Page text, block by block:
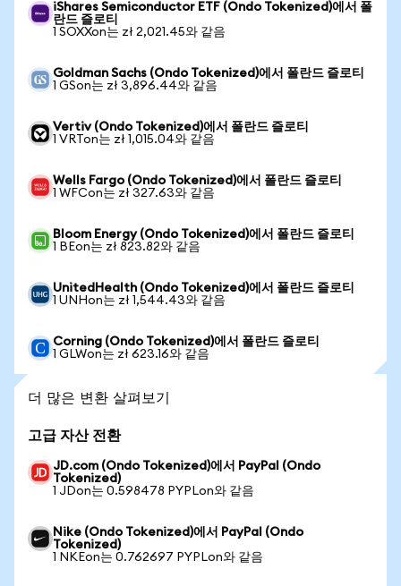
iShares Semiconductor ETF (Ondo Tokenized)에서 폴
란드 즐로티
1 SOXXon는 zł 2,021.45와 같음
Goldman Sachs (Ondo Tokenized)에서 폴란드 즐로티
1 GSon는 zł 3,896.44와 같음
Vertiv (Ondo Tokenized)에서 폴란드 즐로티
1 VRTon는 zł 1,015.04와 같음
Wells Fargo (Ondo Tokenized)에서 폴란드 즐로티
1 WFCon는 zł 327.63와 같음
Bloom Energy (Ondo Tokenized)에서 폴란드 즐로티
1 BEon는 zł 823.82와 같음
UnitedHealth (Ondo Tokenized)에서 폴란드 즐로티
1 UNHon는 zł 1,544.43와 같음
Corning (Ondo Tokenized)에서 폴란드 즐로티
1 GLWon는 zł 623.16와 같음
더 많은 변환 살펴보기
고급 자산 전환
JD.com (Ondo Tokenized)에서 PayPal (Ondo
Tokenized)
1 JDon는 0.598478 PYPLon와 같음
Nike (Ondo Tokenized)에서 PayPal (Ondo
Tokenized)
1 NKEon는 0.762697 PYPLon와 같음